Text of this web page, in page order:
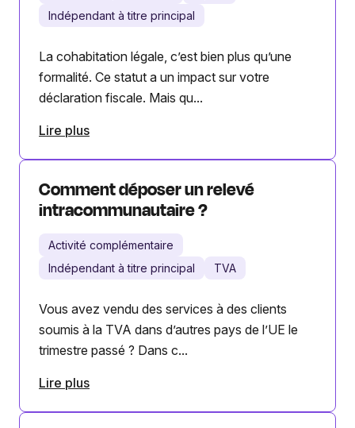
Indépendant à titre principal
La cohabitation légale, c’est bien plus qu’une
formalité. Ce statut a un impact sur votre
déclaration fiscale. Mais qu...
Lire plus
Comment déposer un relevé
intracommunautaire ?
Activité complémentaire
Indépendant à titre principal
TVA
Vous avez vendu des services à des clients
soumis à la TVA dans d’autres pays de l’UE le
trimestre passé ? Dans c...
Lire plus